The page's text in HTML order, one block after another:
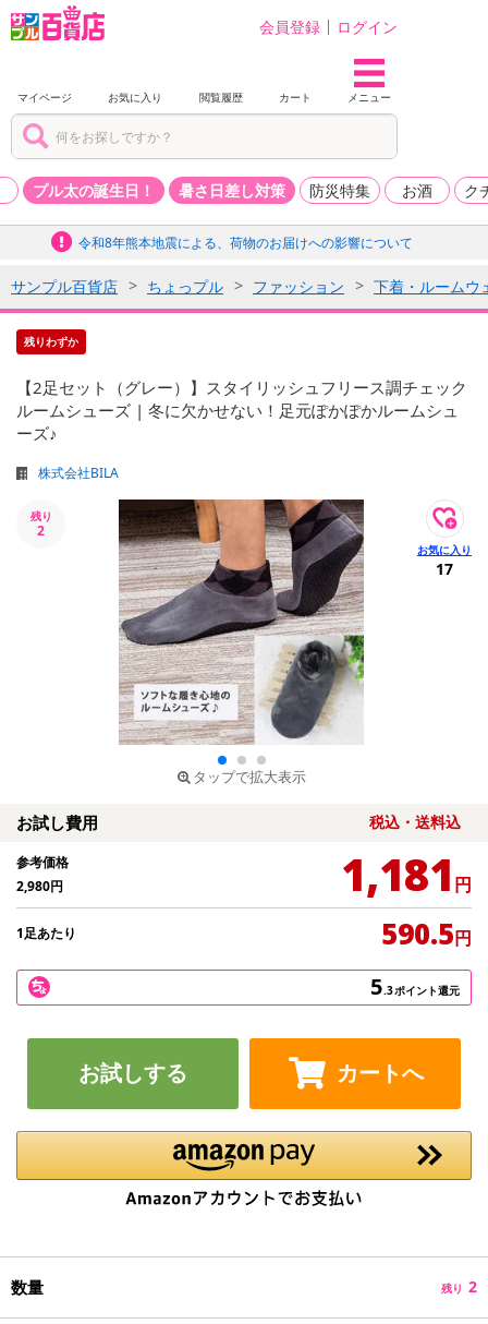
会員登録 ログイン
マイページ お気に入り 閲覧履歴 カート メニュー
プル太の誕生日！ 暑さ日差し対策 防災特集 お酒 ク
令和8年熊本地震による、荷物のお届けへの影響について
サンプル百貨店 ちょっプル ファッション 下着・ルームウ
残りわずか
【2足セット（グレー）】スタイリッシュフリース調チェック
ルームシューズ | 冬に欠かせない！足元ぽかぽかルームシュ
ーズ♪
株式会社BILA
残り
2
タップで拡大表示
17
お試し費用 税込・送料込
参考価格
2,980円 1,181 円
1足あたり 590.5円
5.3ポイント還元
お試しする カートへ
数量 残り 2